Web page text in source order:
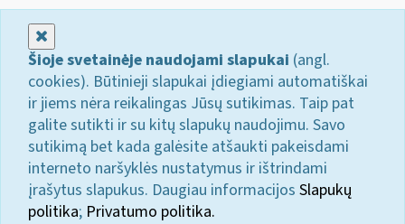
Šioje svetainėje naudojami slapukai (angl.
cookies). Būtinieji slapukai įdiegiami automatiškai
ir jiems nėra reikalingas Jūsų sutikimas. Taip pat
galite sutikti ir su kitų slapukų naudojimu. Savo
sutikimą bet kada galėsite atšaukti pakeisdami
interneto naršyklės nustatymus ir ištrindami
įrašytus slapukus. Daugiau informacijos Slapukų
politika; Privatumo politika.